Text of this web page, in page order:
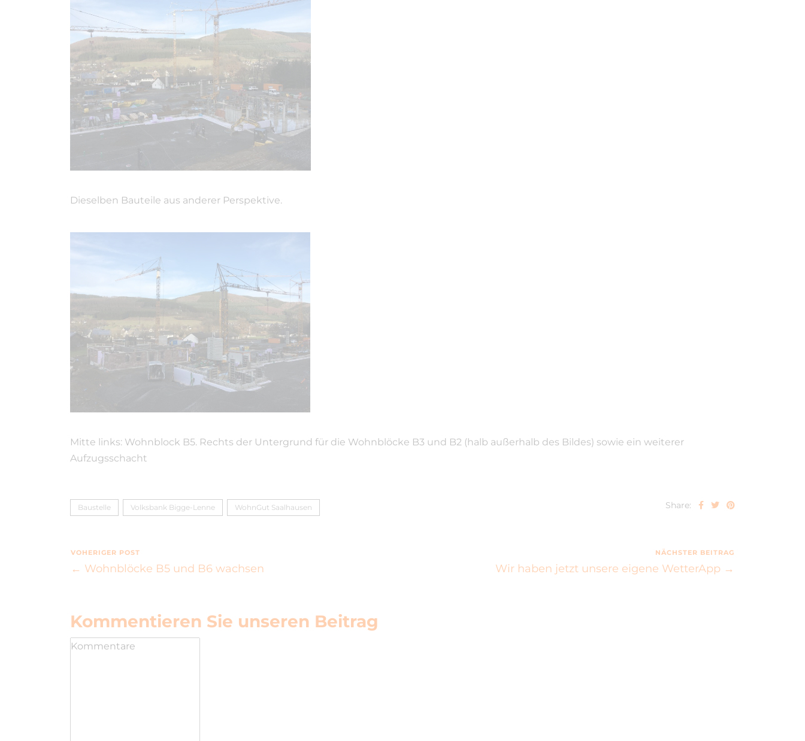
Dieselben Bauteile aus anderer Perspektive.
Mitte links: Wohnblock B5. Rechts der Untergrund für die Wohnblöcke B3 und B2 (halb außerhalb des Bildes) sowie ein weiterer
Aufzugsschacht
Baustelle Volksbank Bigge-Lenne WohnGut Saalhausen Share:
VOHERIGER POST
← Wohnblöcke B5 und B6 wachsen
NÄCHSTER BEITRAG
Wir haben jetzt unsere eigene WetterApp →
Kommentieren Sie unseren Beitrag